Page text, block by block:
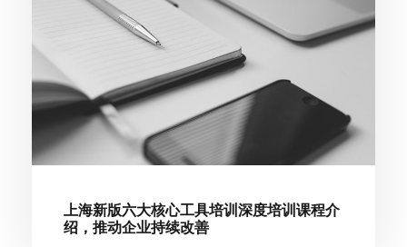
上海新版六大核心工具培训深度培训课程介
绍，推动企业持续改善